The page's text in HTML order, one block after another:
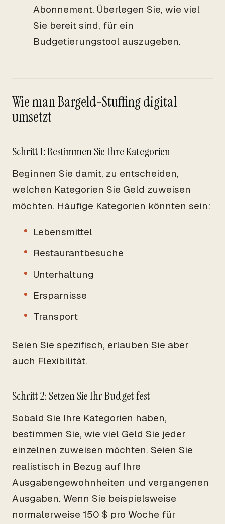
Abonnement. Überlegen Sie, wie viel
Sie bereit sind, für ein
Budgetierungstool auszugeben.
Wie man Bargeld-Stuffing digital
umsetzt
Schritt 1: Bestimmen Sie Ihre Kategorien
Beginnen Sie damit, zu entscheiden,
welchen Kategorien Sie Geld zuweisen
möchten. Häufige Kategorien könnten sein:
Lebensmittel
Restaurantbesuche
Unterhaltung
Ersparnisse
Transport
Seien Sie spezifisch, erlauben Sie aber
auch Flexibilität.
Schritt 2: Setzen Sie Ihr Budget fest
Sobald Sie Ihre Kategorien haben,
bestimmen Sie, wie viel Geld Sie jeder
einzelnen zuweisen möchten. Seien Sie
realistisch in Bezug auf Ihre
Ausgabengewohnheiten und vergangenen
Ausgaben. Wenn Sie beispielsweise
normalerweise 150 $ pro Woche für